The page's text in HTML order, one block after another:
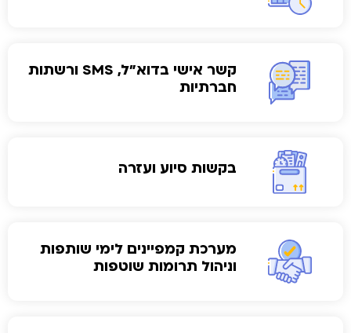
קשר אישי בדוא"ל, SMS ורשתות
חברתיות
בקשות סיוע ועזרה
מערכת קמפיינים לימי שותפות
וניהול תרומות שוטפות